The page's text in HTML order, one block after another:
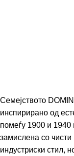
Семејството
инспирирано од
помеѓу 1900 и
замислена со
индустриски стил,